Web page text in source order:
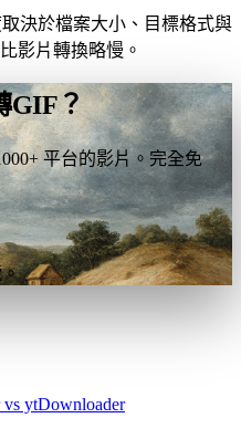
決於檔案大小、目標格式與
影片轉換略慢。
GIF？
平台的影片。完全免
vs ytDownloader